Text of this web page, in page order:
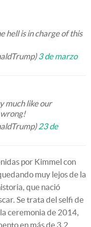
hell is in charge of this
3 de marzo
much like our
wrong!
23 de
por Kimmel con
muy lejos de la
que nació
Se trata del selfi de
ceremonia de 2014,
en más de 3,2